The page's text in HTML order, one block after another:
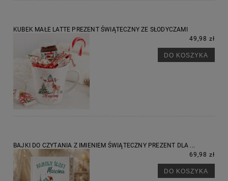
KUBEK MAŁE LATTE PREZENT ŚWIĄTECZNY ZE SŁODYCZAMI
49,98 zł
DO KOSZYKA
BAJKI DO CZYTANIA Z IMIENIEM ŚWIĄTECZNY PREZENT DLA ...
69,98 zł
DO KOSZYKA